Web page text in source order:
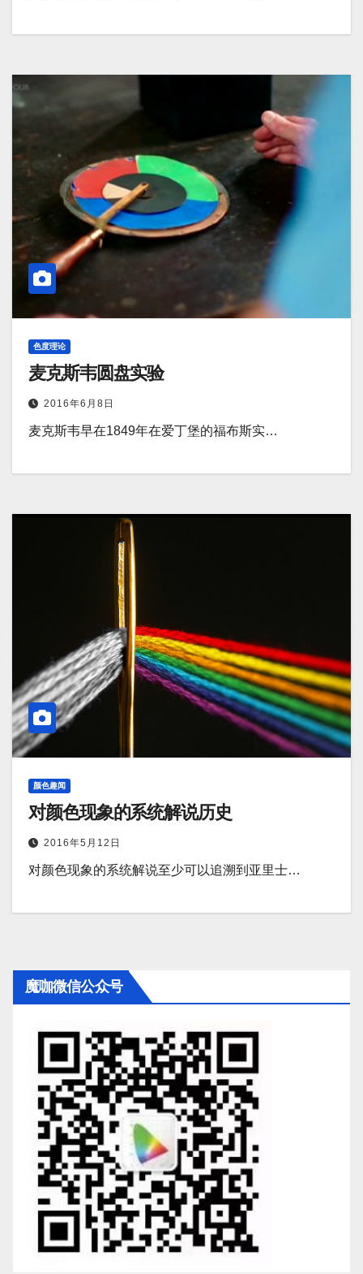
色度理论
麦克斯韦圆盘实验
2016年6月8日
麦克斯韦早在1849年在爱丁堡的福布斯实…
颜色趣闻
对颜色现象的系统解说历史
2016年5月12日
对颜色现象的系统解说至少可以追溯到亚里士…
魔咖微信公众号